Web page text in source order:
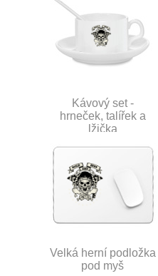
Kávový set -
hrneček, talířek a
lžička
Velká herní podložka
pod myš